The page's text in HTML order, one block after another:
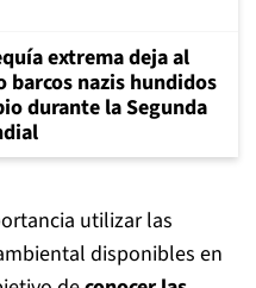
extrema deja al
barcos nazis hundidos
durante la Segunda
utilizar las
disponibles en